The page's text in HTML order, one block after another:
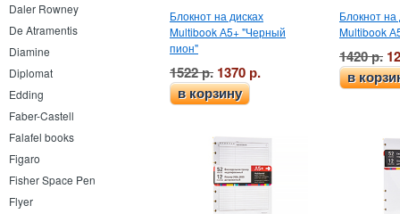
Daler Rowney
De Atramentis
Diamine
Diplomat
Edding
Faber-Castell
Falafel books
Figaro
Fisher Space Pen
Flyer
Блокнот на дисках
Multibook А5+ "Черный
пион"
1522 р. 1370 р.
в корзину
Блокнот на
Multibook
1420 р.
в